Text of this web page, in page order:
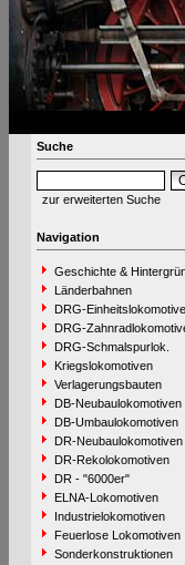
Suche
zur erweiterten Suche
Navigation
Geschichte &
Länderbahnen
DRG-
DRG-
DRG-Schmalspurlok.
Kriegslokomotiven
Verlagerungsbauten
DB-Neubaulokomotiven
DB-Umbaulokomotiven
DR-Neubaulokomotiven
DR-Rekolokomotiven
DR - "6000er"
ELNA-Lokomotiven
Industrielokomotiven
Feuerlose Lokomotiven
Sonderkonstruktionen